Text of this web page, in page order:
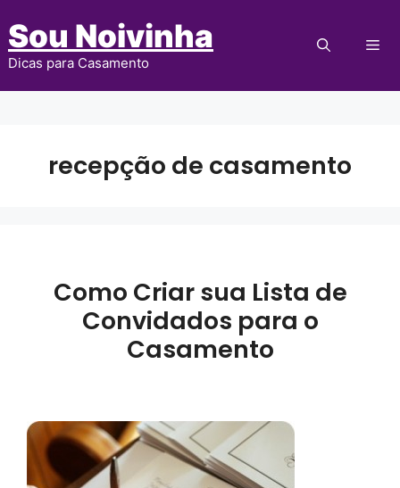
para
Sou Noivinha
Dicas para Casamento
recepção de casamento
Como Criar sua Lista de
Convidados para o
Casamento